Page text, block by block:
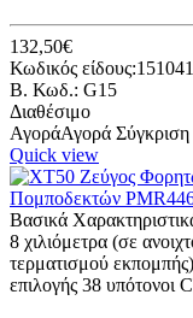
132,50€
Κωδικός
B. Κωδ.: G15
Διαθέσιμο
ΑγοράΑγορά Σύγκριση
Quick view
Βασικά
8 χιλιόμετρα (σε
τερματισμού
επιλογής 38 υπότονοι